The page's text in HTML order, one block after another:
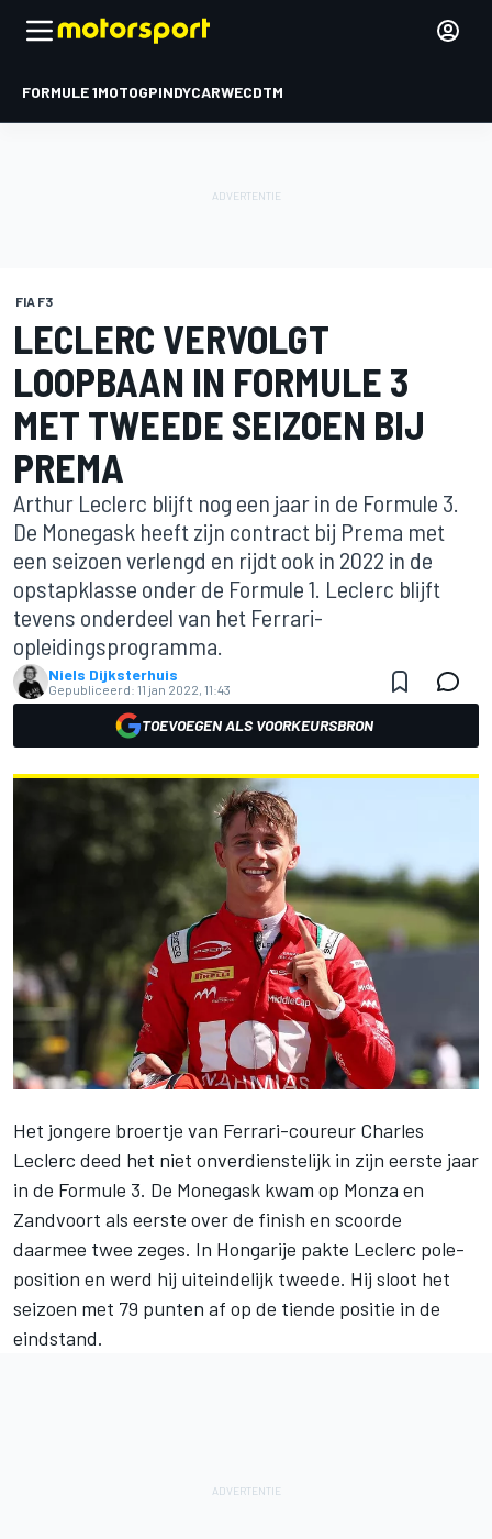
FORMULE 1MOTOGPINDYCARWECDTM
FIA F3
LECLERC VERVOLGT
LOOPBAAN IN FORMULE 3
MET TWEEDE SEIZOEN BIJ
PREMA
Arthur Leclerc blijft nog een jaar in de Formule 3.
De Monegask heeft zijn contract bij Prema met
een seizoen verlengd en rijdt ook in 2022 in de
opstapklasse onder de Formule 1. Leclerc blijft
tevens onderdeel van het Ferrari-
opleidingsprogramma.
Niels Dijksterhuis
Gepubliceerd: 11 jan 2022, 11:43
TOEVOEGEN ALS VOORKEURSBRON
Het jongere broertje van Ferrari-coureur Charles
Leclerc deed het niet onverdienstelijk in zijn eerste jaar
in de Formule 3. De Monegask kwam op Monza en
Zandvoort als eerste over de finish en scoorde
daarmee twee zeges. In Hongarije pakte Leclerc pole-
position en werd hij uiteindelijk tweede. Hij sloot het
seizoen met 79 punten af op de tiende positie in de
eindstand.